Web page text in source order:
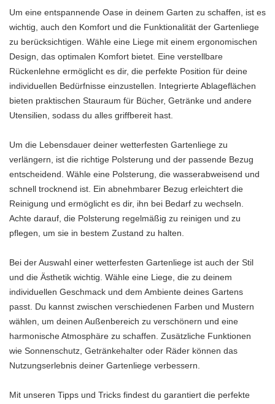
Um eine entspannende Oase in deinem Garten zu schaffen, ist es
wichtig, auch den Komfort und die Funktionalität der Gartenliege
zu berücksichtigen. Wähle eine Liege mit einem ergonomischen
Design, das optimalen Komfort bietet. Eine verstellbare
Rückenlehne ermöglicht es dir, die perfekte Position für deine
individuellen Bedürfnisse einzustellen. Integrierte Ablageflächen
bieten praktischen Stauraum für Bücher, Getränke und andere
Utensilien, sodass du alles griffbereit hast.
Um die Lebensdauer deiner wetterfesten Gartenliege zu
verlängern, ist die richtige Polsterung und der passende Bezug
entscheidend. Wähle eine Polsterung, die wasserabweisend und
schnell trocknend ist. Ein abnehmbarer Bezug erleichtert die
Reinigung und ermöglicht es dir, ihn bei Bedarf zu wechseln.
Achte darauf, die Polsterung regelmäßig zu reinigen und zu
pflegen, um sie in bestem Zustand zu halten.
Bei der Auswahl einer wetterfesten Gartenliege ist auch der Stil
und die Ästhetik wichtig. Wähle eine Liege, die zu deinem
individuellen Geschmack und dem Ambiente deines Gartens
passt. Du kannst zwischen verschiedenen Farben und Mustern
wählen, um deinen Außenbereich zu verschönern und eine
harmonische Atmosphäre zu schaffen. Zusätzliche Funktionen
wie Sonnenschutz, Getränkehalter oder Räder können das
Nutzungserlebnis deiner Gartenliege verbessern.
Mit unseren Tipps und Tricks findest du garantiert die perfekte